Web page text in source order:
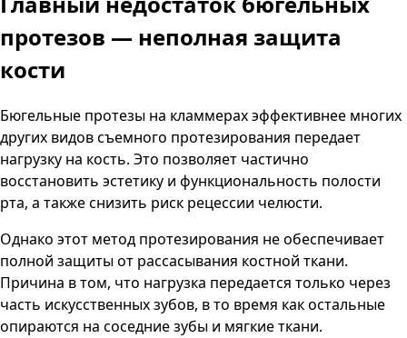
протезов — неполная защита
кости
Бюгельные протезы на кламмерах эффективнее многих
других видов съемного протезирования передает
нагрузку на кость. Это позволяет частично
восстановить эстетику и функциональность полости
рта, а также снизить риск рецессии челюсти.
Однако этот метод протезирования не обеспечивает
полной защиты от рассасывания костной ткани.
Причина в том, что нагрузка передается только через
часть искусственных зубов, в то время как остальные
опираются на соседние зубы и мягкие ткани.